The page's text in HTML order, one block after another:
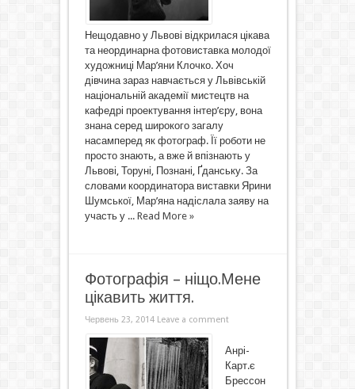
Нещодавно у Львові відкрилася цікава
та неординарна фотовиставка молодої
художниці Мар’яни Клочко. Хоч
дівчина зараз навчається у Львівській
національній академії мистецтв на
кафедрі проектування інтер’єру, вона
знана серед широкого загалу
насамперед як фотограф. Її роботи не
просто знають, а вже й впізнають у
Львові, Торуні, Познані, Ґданську. За
словами координатора виставки Ярини
Шумської, Мар’яна надіслала заяву на
участь у ... Read More »
Фотографія – ніщо.Мене
цікавить життя.
Червень 23, 2014 Leave a comment
Анрі-
Карт.є
Брессон